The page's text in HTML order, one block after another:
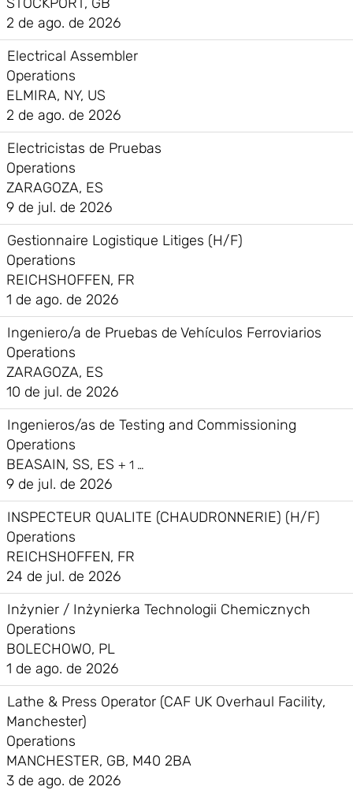
2 de ago. de 2026
Electrical Assembler
Operations
ELMIRA, NY, US
2 de ago. de 2026
Electricistas de Pruebas
Operations
ZARAGOZA, ES
9 de jul. de 2026
Gestionnaire Logistique Litiges (H/F)
Operations
REICHSHOFFEN, FR
1 de ago. de 2026
Ingeniero/a de Pruebas de Vehículos Ferroviarios
Operations
ZARAGOZA, ES
10 de jul. de 2026
Ingenieros/as de Testing and Commissioning
Operations
BEASAIN, SS, ES + 1 …
9 de jul. de 2026
INSPECTEUR QUALITE (CHAUDRONNERIE) (H/F)
Operations
REICHSHOFFEN, FR
24 de jul. de 2026
Inżynier / Inżynierka Technologii Chemicznych
Operations
BOLECHOWO, PL
1 de ago. de 2026
Lathe & Press Operator (CAF UK Overhaul Facility,
Manchester)
Operations
MANCHESTER, GB, M40 2BA
3 de ago. de 2026